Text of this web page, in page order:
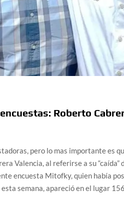
Roberto
pero lo mas importante es
Valencia, al referirse a su
encuesta Mitofky, quien había
semana, apareció en el lugar